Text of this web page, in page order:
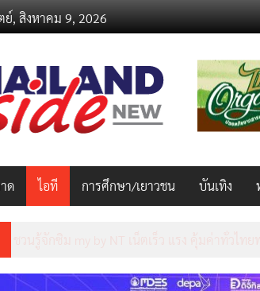
ย์, สิงหาคม 9, 2026
ด ไอที การศึกษา/เยาวชน บันเทิง